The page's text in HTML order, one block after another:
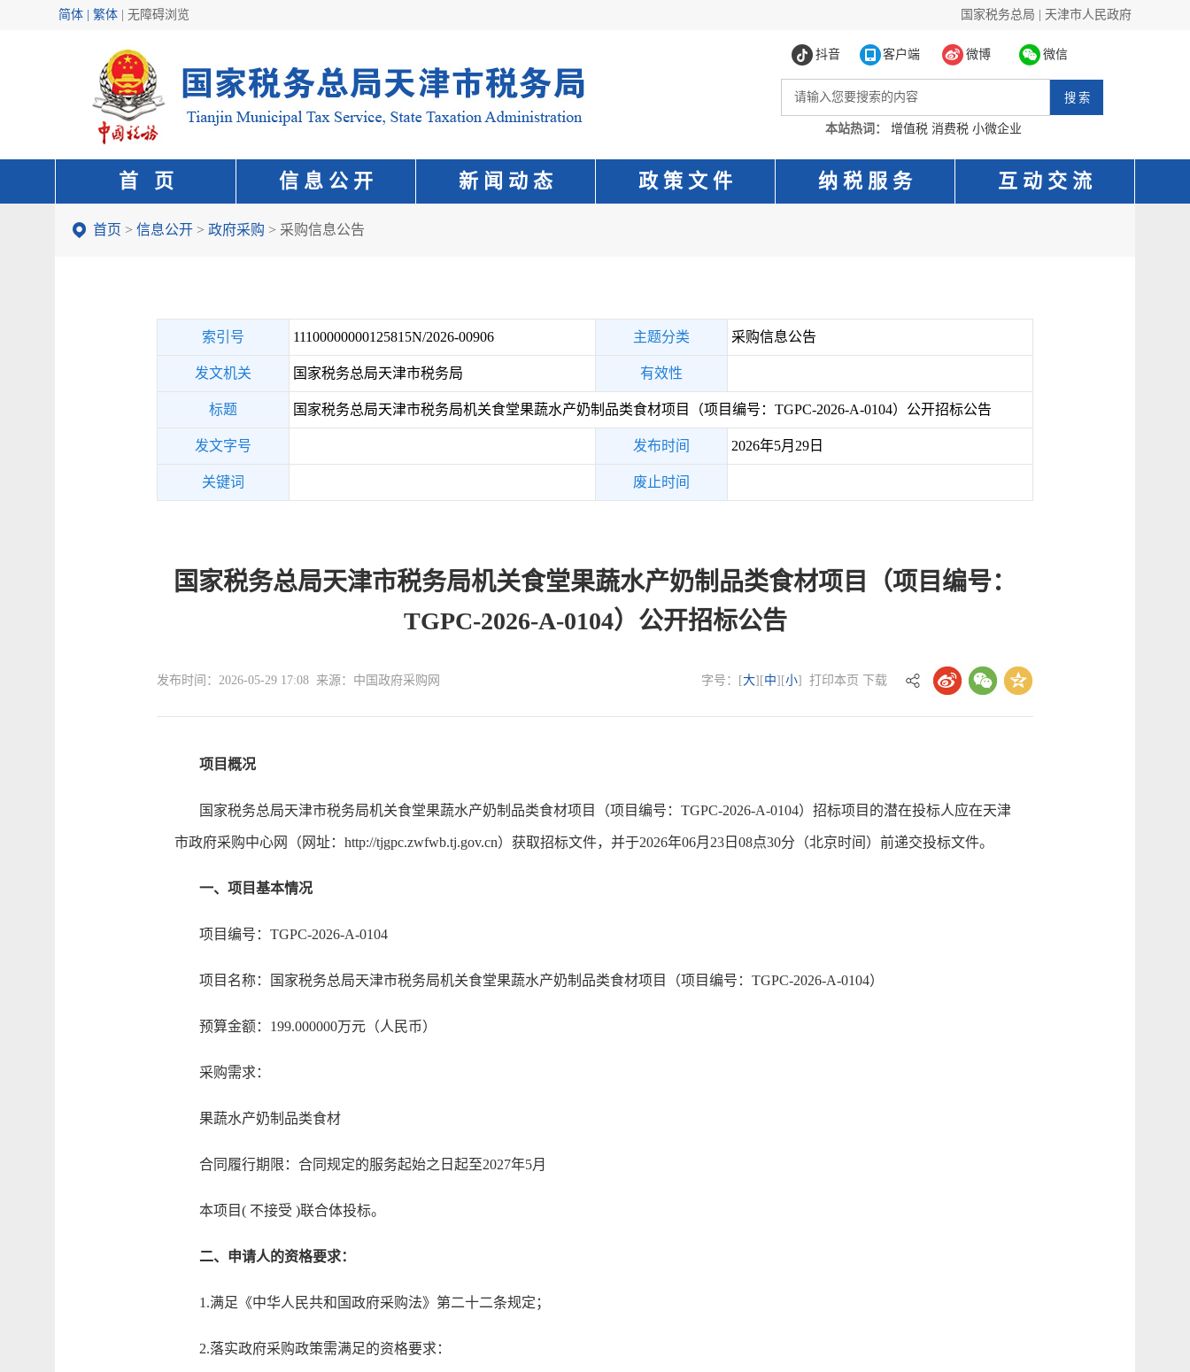
简体 | 繁体 无障碍浏览 国家税务总局 天津市人民政府
抖音 客户端 微博 微信
本站热词： 增值税 消费税 小微企业
首 页 信 息 公 开 新 闻 动 态 政 策 文 件 纳 税 服 务 互 动 交 流
首页 > 信息公开 > 政府采购 > 采购信息公告
索引号 11100000000125815N/2026-00906 主题分类 采购信息公告
发文机关 国家税务总局天津市税务局 有效性
标题 国家税务总局天津市税务局机关食堂果蔬水产奶制品类食材项目（项目编号：TGPC-2026-A-0104）公开招标公告
发文字号 发布时间 2026年5月29日
关键词 废止时间
国家税务总局天津市税务局机关食堂果蔬水产奶制品类食材项目（项目编号：
TGPC-2026-A-0104）公开招标公告
发布时间：2026-05-29 17:08 来源：中国政府采购网 字号：[大][中][小] 打印本页 下载
项目概况
国家税务总局天津市税务局机关食堂果蔬水产奶制品类食材项目（项目编号：TGPC-2026-A-0104）招标项目的潜在投标人应在天津
市政府采购中心网（网址：http://tjgpc.zwfwb.tj.gov.cn）获取招标文件，并于2026年06月23日08点30分（北京时间）前递交投标文件。
一、项目基本情况
项目编号：TGPC-2026-A-0104
项目名称：国家税务总局天津市税务局机关食堂果蔬水产奶制品类食材项目（项目编号：TGPC-2026-A-0104）
预算金额：199.000000万元（人民币）
采购需求：
果蔬水产奶制品类食材
合同履行期限：合同规定的服务起始之日起至2027年5月
本项目( 不接受 )联合体投标。
二、申请人的资格要求：
1.满足《中华人民共和国政府采购法》第二十二条规定；
2.落实政府采购政策需满足的资格要求：